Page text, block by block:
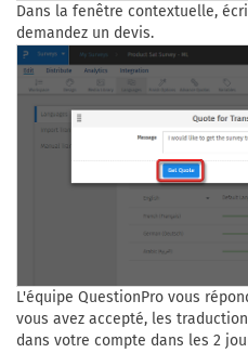
Dans la fenêtre contextuelle,
demandez un devis.
L'équipe QuestionPro vous
vous avez accepté, les
dans votre compte dans les 2